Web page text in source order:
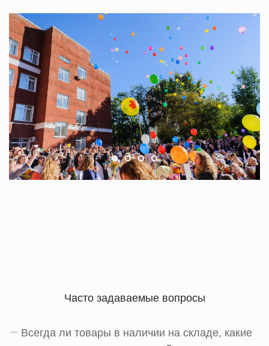
Часто задаваемые вопросы
Всегда ли товары в наличии на складе, какие